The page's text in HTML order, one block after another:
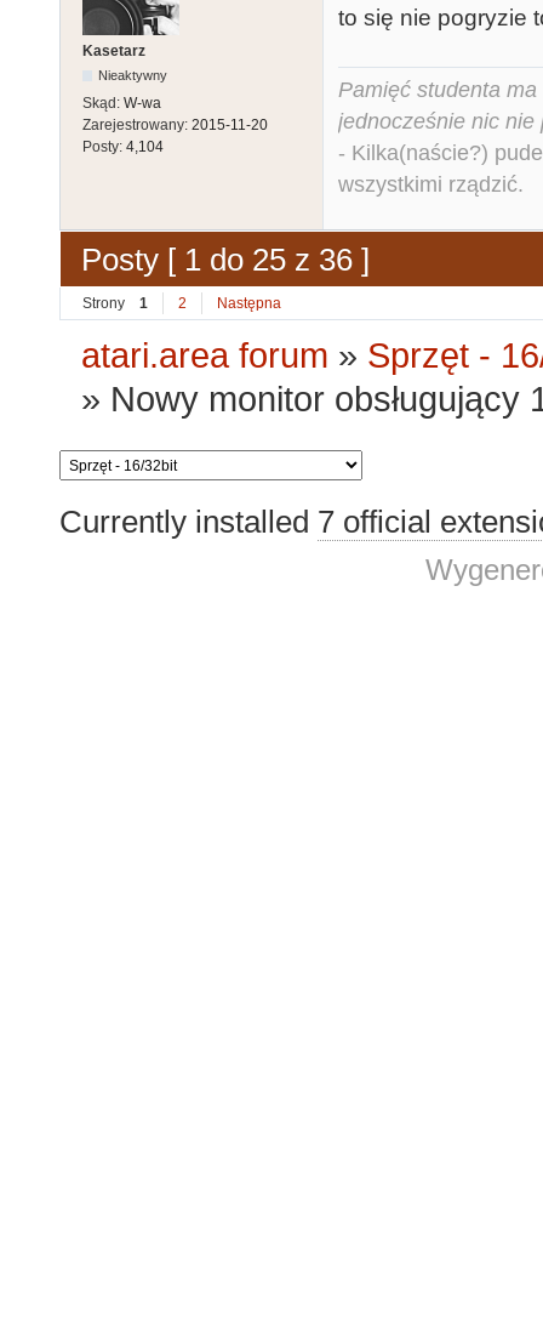
Kasetarz
Nieaktywny
Skąd: W-wa
Zarejestrowany: 2015-11-20
Posty: 4,104
to się nie pogryzie
Pamięć studenta
jednocześnie nic nie
- Kilka(naście?)
wszystkimi rządzić.
Posty [ 1 do 25 z 36 ]
Strony 1 2 Następna
atari.area forum » Sprzęt -
» Nowy monitor obsługujący
Currently installed 7 official